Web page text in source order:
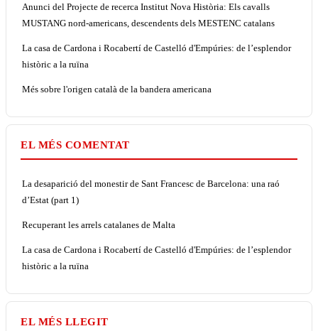
Anunci del Projecte de recerca Institut Nova Història: Els cavalls
MUSTANG nord-americans, descendents dels MESTENC catalans
La casa de Cardona i Rocabertí de Castelló d'Empúries: de l’esplendor
històric a la ruïna
Més sobre l'origen català de la bandera americana
EL MÉS COMENTAT
La desaparició del monestir de Sant Francesc de Barcelona: una raó
d’Estat (part 1)
Recuperant les arrels catalanes de Malta
La casa de Cardona i Rocabertí de Castelló d'Empúries: de l’esplendor
històric a la ruïna
EL MÉS LLEGIT